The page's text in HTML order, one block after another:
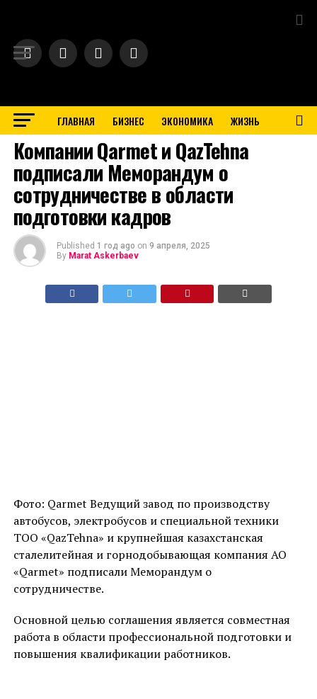
ГЛАВНАЯ БИЗНЕС ЭКОНОМИКА ЖИЗНЬ
BUSINESS
Компании Qarmet и QazTehna
подписали Меморандум о
сотрудничестве в области
подготовки кадров
Published 1 год ago on 9 апреля, 2025
By Marat Askerbaev
Фото: Qarmet Ведущий завод по производству
автобусов, электробусов и специальной техники
ТОО «QazTehna» и крупнейшая казахстанская
сталелитейная и горнодобывающая компания АО
«Qarmet» подписали Меморандум о
сотрудничестве.
Основной целью соглашения является совместная
работа в области профессиональной подготовки и
повышения квалификации работников.